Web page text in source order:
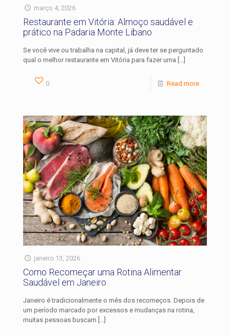
março 4, 2026
Restaurante em Vitória: Almoço saudável e
prático na Padaria Monte Libano
Se você vive ou trabalha na capital, já deve ter se perguntado
qual o melhor restaurante em Vitória para fazer uma […]
0 Read more
janeiro 13, 2026
Como Recomeçar uma Rotina Alimentar
Saudável em Janeiro
Janeiro é tradicionalmente o mês dos recomeços. Depois de
um período marcado por excessos e mudanças na rotina,
muitas pessoas buscam […]